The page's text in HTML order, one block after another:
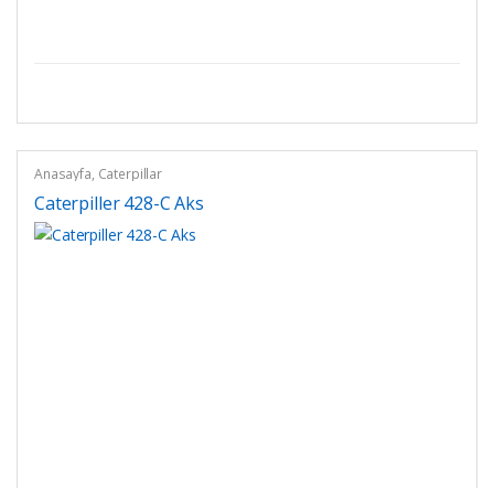
Anasayfa, Caterpillar
Caterpiller 428-C Aks